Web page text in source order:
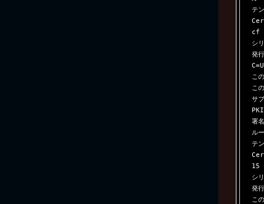
テ
cf
シ
発
こ
こ
サ
署
ル
テ
15
シ
発
こ